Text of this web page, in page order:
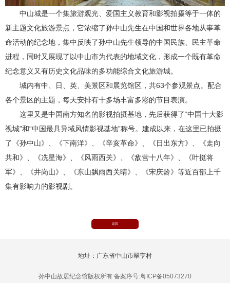
中山城是一个集旅游观光、爱国主义教育和影视拍摄等于一体的
新主题文化旅游景点，它浓缩了孙中山先生在中国和世界各地从事革
命活动的纪念地，集中反映了孙中山先生领导的中国民族、民主革命
进程，同时又展现了以中山市为代表的地域文化，形成一个既有革命
纪念意义又有历史文化品味的多功能综合文化旅游城。
城内有中、日、英、美景区和展览馆区，共63个参观景点。配合
各个景区的主题，每天安排有十多场丰富多彩的节目表演。
这里又是中国南方知名的影视拍摄基地，先后获得了“中国十大影
视城”和“中国最具异域风情影视基地”称号。建成以来，在这里已拍摄
了《孙中山》、《下南洋》、《辛亥革命》、《日出东方》、《走向
共和》、《冼星海》、《风雨西关》、《敌营十八年》、《叶挺将
军》、《井岗山》、《东山飘雨西关晴》、《宋庆龄》等近百部上千
集有影响力的影视剧。
返回
地址：广东省中山市翠亨村
孙中山故居纪念馆版权所有 备案序号:粤ICP备05073270